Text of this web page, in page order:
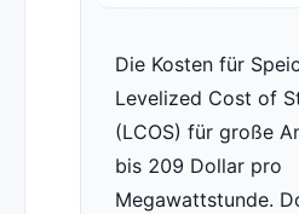
Die Kosten für
Levelized Cost of
(LCOS) für große
bis 209 Dollar pro
Megawattstunde.